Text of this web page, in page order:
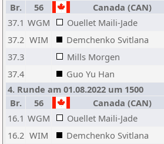
Br.
56 Canada (CAN)
37.1 WGM Ouellet Maili-Jade
37.2 WIM Demchenko Svitlana
37.3
Mills Morgen
37.4
Guo Yu Han
4. Runde am 01.08.2022 um 1500
Br.
56 Canada (CAN)
16.1 WGM Ouellet Maili-Jade
16.2 WIM Demchenko Svitlana